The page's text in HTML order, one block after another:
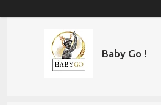
Baby Go !